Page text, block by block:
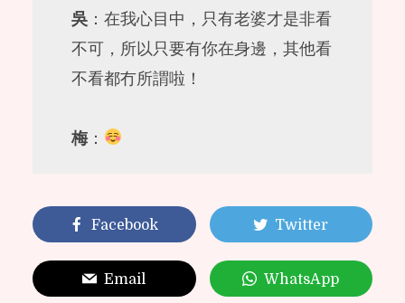
吳：在我心目中，只有老婆才是非看
不可，所以只要有你在身邊，其他看
不看都冇所謂啦！
梅：
Facebook Twitter
Email WhatsApp